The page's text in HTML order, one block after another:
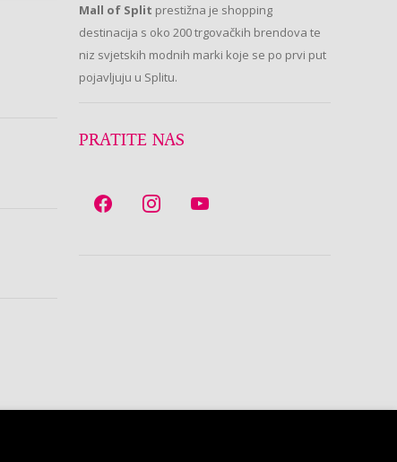
Mall of Split prestižna je shopping
destinacija s oko 200 trgovačkih brendova te
niz svjetskih modnih marki koje se po prvi put
pojavljuju u Splitu.
PRATITE NAS